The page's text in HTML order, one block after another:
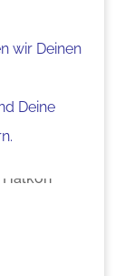
wir Deinen
Deine